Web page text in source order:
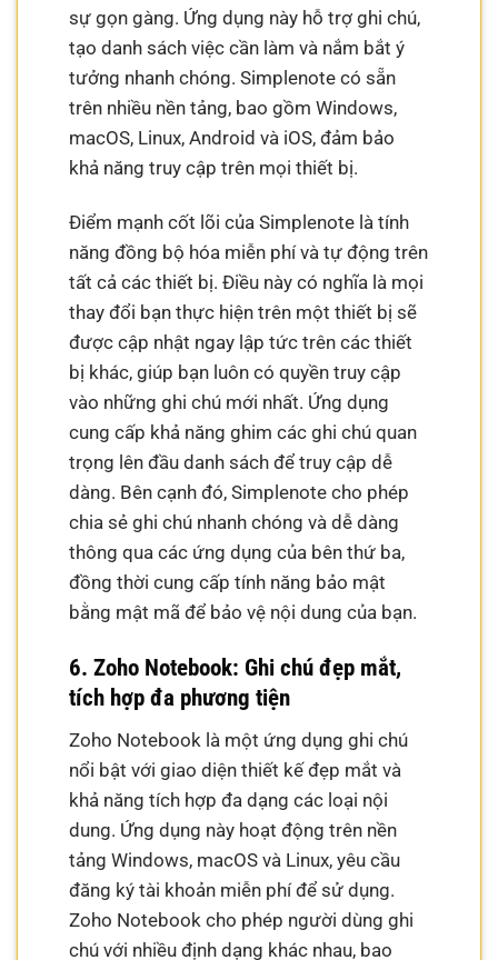
sự gọn gàng. Ứng dụng này hỗ trợ ghi chú,
tạo danh sách việc cần làm và nắm bắt ý
tưởng nhanh chóng. Simplenote có sẵn
trên nhiều nền tảng, bao gồm Windows,
macOS, Linux, Android và iOS, đảm bảo
khả năng truy cập trên mọi thiết bị.
Điểm mạnh cốt lõi của Simplenote là tính
năng đồng bộ hóa miễn phí và tự động trên
tất cả các thiết bị. Điều này có nghĩa là mọi
thay đổi bạn thực hiện trên một thiết bị sẽ
được cập nhật ngay lập tức trên các thiết
bị khác, giúp bạn luôn có quyền truy cập
vào những ghi chú mới nhất. Ứng dụng
cung cấp khả năng ghim các ghi chú quan
trọng lên đầu danh sách để truy cập dễ
dàng. Bên cạnh đó, Simplenote cho phép
chia sẻ ghi chú nhanh chóng và dễ dàng
thông qua các ứng dụng của bên thứ ba,
đồng thời cung cấp tính năng bảo mật
bằng mật mã để bảo vệ nội dung của bạn.
6. Zoho Notebook: Ghi chú đẹp mắt,
tích hợp đa phương tiện
Zoho Notebook là một ứng dụng ghi chú
nổi bật với giao diện thiết kế đẹp mắt và
khả năng tích hợp đa dạng các loại nội
dung. Ứng dụng này hoạt động trên nền
tảng Windows, macOS và Linux, yêu cầu
đăng ký tài khoản miễn phí để sử dụng.
Zoho Notebook cho phép người dùng ghi
chú với nhiều định dạng khác nhau, bao